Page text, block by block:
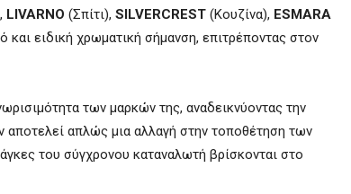
LIVARNO (Σπίτι), SILVERCREST (Κουζίνα), ESMARA
ειδική χρωματική σήμανση, επιτρέποντας στον
των μαρκών της, αναδεικνύοντας την
αποτελεί απλώς μια αλλαγή στην τοποθέτηση των
του σύγχρονου καταναλωτή βρίσκονται στο